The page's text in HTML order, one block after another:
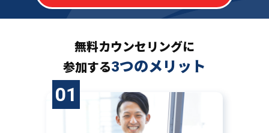
無料カウンセリングに
参加する3つのメリット
01